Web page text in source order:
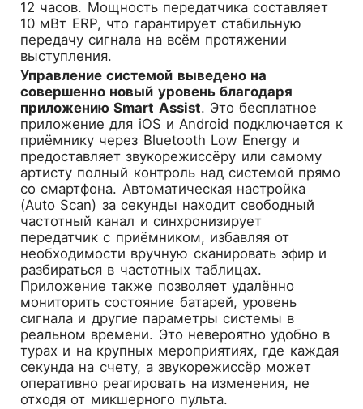
12 часов. Мощность передатчика составляет
10 мВт ERP, что гарантирует стабильную
передачу сигнала на всём протяжении
выступления.
Управление системой выведено на
совершенно новый уровень благодаря
приложению Smart Assist. Это бесплатное
приложение для iOS и Android подключается к
приёмнику через Bluetooth Low Energy и
предоставляет звукорежиссёру или самому
артисту полный контроль над системой прямо
со смартфона. Автоматическая настройка
(Auto Scan) за секунды находит свободный
частотный канал и синхронизирует
передатчик с приёмником, избавляя от
необходимости вручную сканировать эфир и
разбираться в частотных таблицах.
Приложение также позволяет удалённо
мониторить состояние батарей, уровень
сигнала и другие параметры системы в
реальном времени. Это невероятно удобно в
турах и на крупных мероприятиях, где каждая
секунда на счету, а звукорежиссёр может
оперативно реагировать на изменения, не
отходя от микшерного пульта.